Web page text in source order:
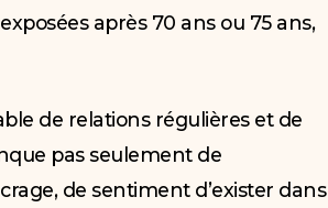
après 70 ans ou 75 ans,
de relations régulières et de
pas seulement de
de sentiment d’exister dans